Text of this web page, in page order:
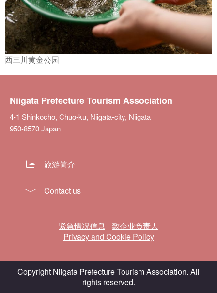
西三川黄金公园
Niigata Prefecture Tourism Association
4-1 Shinkocho, Chuo-ku, Niigata-city, Niigata
950-8570 Japan
旅游简介
Contact us
紧急情况信息
致企业负责人
Privacy and Cookie Policy
Copyright Niigata Prefecture Tourism Association. All
rights reserved.